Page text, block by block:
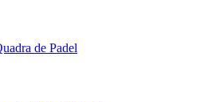
de Padel